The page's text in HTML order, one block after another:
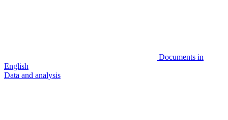
Documents in
English
Data and analysis